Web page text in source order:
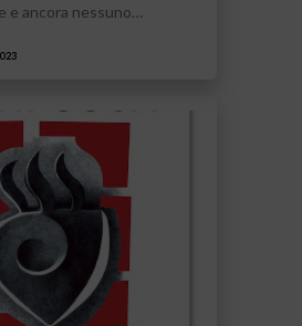
e ancora nessuno…